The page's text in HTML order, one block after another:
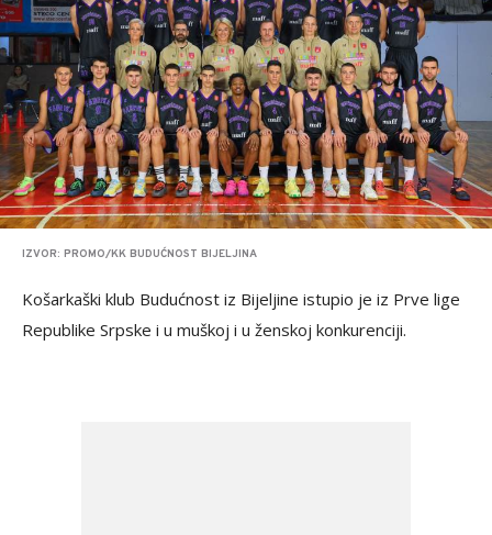
IZVOR: PROMO/KK BUDUĆNOST BIJELJINA
Košarkaški klub Budućnost iz Bijeljine istupio je iz Prve lige
Republike Srpske i u muškoj i u ženskoj konkurenciji.